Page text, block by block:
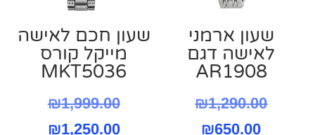
שעון ארמני
לאישה דגם
AR1908
₪1,290.00
המחיר
₪650.00
שעון חכם לאישה
מייקל קורס
MKT5036
₪1,999.00
המחיר
₪1,250.00